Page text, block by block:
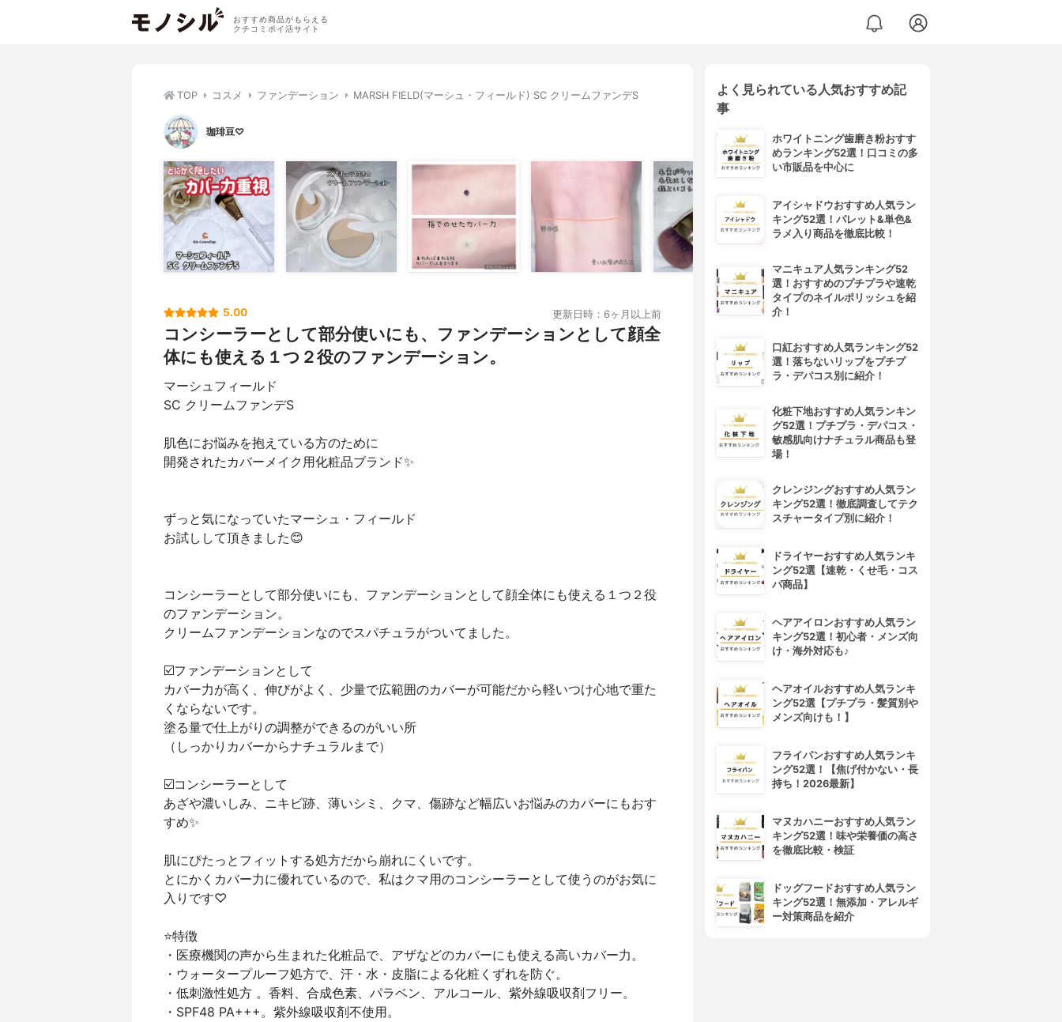
おすすめ商品がもらえる
クチコミポイ活サイト
TOP コスメ ファンデーション MARSH FIELD(マーシュ・フィールド) SC クリームファンデS
珈琲豆♡
5.00 更新日時：6ヶ月以上前
コンシーラーとして部分使いにも、ファンデーションとして顔全
体にも使える１つ２役のファンデーション。
マーシュフィールド
SC クリームファンデS
肌色にお悩みを抱えている方のために
開発されたカバーメイク用化粧品ブランド✨
ずっと気になっていたマーシュ・フィールド
お試しして頂きました😊
コンシーラーとして部分使いにも、ファンデーションとして顔全体にも使える１つ２役
のファンデーション。
クリームファンデーションなのでスパチュラがついてました。
☑️ファンデーションとして
カバー力が高く、伸びがよく、少量で広範囲のカバーが可能だから軽いつけ心地で重た
くならないです。
塗る量で仕上がりの調整ができるのがいい所
（しっかりカバーからナチュラルまで）
☑️コンシーラーとして
あざや濃いしみ、ニキビ跡、薄いシミ、クマ、傷跡など幅広いお悩みのカバーにもおす
すめ✨
肌にぴたっとフィットする処方だから崩れにくいです。
とにかくカバー力に優れているので、私はクマ用のコンシーラーとして使うのがお気に
入りです♡
⭐️特徴
・医療機関の声から生まれた化粧品で、アザなどのカバーにも使える高いカバー力。
・ウォータープルーフ処方で、汗・水・皮脂による化粧くずれを防ぐ。
・低刺激性処方 。香料、合成色素、パラベン、アルコール、紫外線吸収剤フリー。
・SPF48 PA+++。紫外線吸収剤不使用。
よく見られている人気おすすめ記
事
ホワイトニング歯磨き粉おすす
めランキング52選！口コミの多
い市販品を中心に
アイシャドウおすすめ人気ラン
キング52選！パレット&単色&
ラメ入り商品を徹底比較！
マニキュア人気ランキング52
選！おすすめのプチプラや速乾
タイプのネイルポリッシュを紹
介！
口紅おすすめ人気ランキング52
選！落ちないリップをプチプ
ラ・デパコス別に紹介！
化粧下地おすすめ人気ランキン
グ52選！プチプラ・デパコス・
敏感肌向けナチュラル商品も登
場！
クレンジングおすすめ人気ラン
キング52選！徹底調査してテク
スチャータイプ別に紹介！
ドライヤーおすすめ人気ランキ
ング52選【速乾・くせ毛・コス
パ商品】
ヘアアイロンおすすめ人気ラン
キング52選！初心者・メンズ向
け・海外対応も♪
ヘアオイルおすすめ人気ランキ
ング52選【プチプラ・髪質別や
メンズ向けも！】
フライパンおすすめ人気ランキ
ング52選！【焦げ付かない・長
持ち！2026最新】
マヌカハニーおすすめ人気ラン
キング52選！味や栄養価の高さ
を徹底比較・検証
ドッグフードおすすめ人気ラン
キング52選！無添加・アレルギ
ー対策商品を紹介